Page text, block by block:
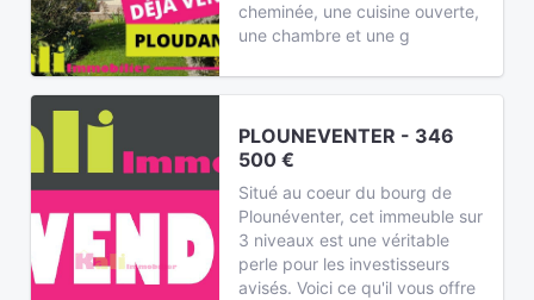
cheminée, une cuisine ouverte,
une chambre et une g
PLOUNEVENTER - 346
500 €
Situé au coeur du bourg de
Plounéventer, cet immeuble sur
3 niveaux est une véritable
perle pour les investisseurs
avisés. Voici ce qu'il vous offre